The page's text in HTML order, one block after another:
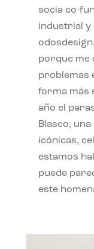
socia co-
industrial y
porque me
problemas
forma más
año el
Blasco,
icónicas,
estamos
puede
este